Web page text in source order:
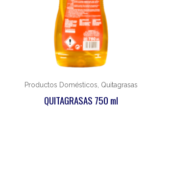
Productos Domésticos, Quitagrasas
QUITAGRASAS 750 ml